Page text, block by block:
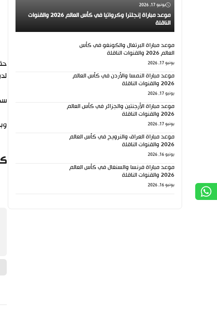
يونيو 17, 2026
موعد مباراة إنجلترا وكرواتيا في كأس العالم 2026 والقنوات
الناقلة
موعد مباراة البرتغال والكونغو في كأس
العالم 2026 والقنوات الناقلة
يونيو 17, 2026
موعد مباراة النمسا والأردن في كأس العالم
2026 والقنوات الناقلة
يونيو 17, 2026
موعد مباراة الأرجنتين والجزائر في كأس العالم
2026 والقنوات الناقلة
يونيو 17, 2026
موعد مباراة العراق والنرويج في كأس العالم
2026 والقنوات الناقلة
يونيو 16, 2026
موعد مباراة فرنسا والسنغال في كأس العالم
2026 والقنوات الناقلة
يونيو 16, 2026